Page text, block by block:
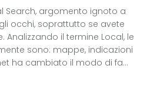
Search, argomento ignoto a
occhi, soprattutto se avete
Analizzando il termine Local, le
sono: mappe, indicazioni
ha cambiato il modo di fa...